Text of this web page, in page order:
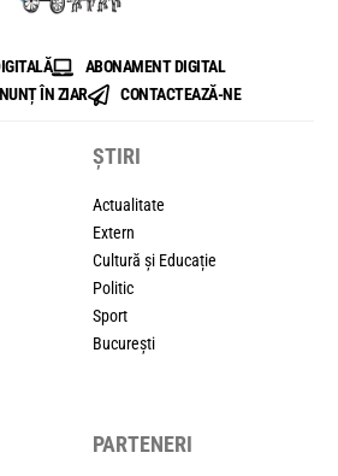
ABONAMENT DIGITAL
ÎN ZIAR
CONTACTEAZĂ-NE
ȘTIRI
Actualitate
Extern
Cultură și Educație
Politic
Sport
București
PARTENERI